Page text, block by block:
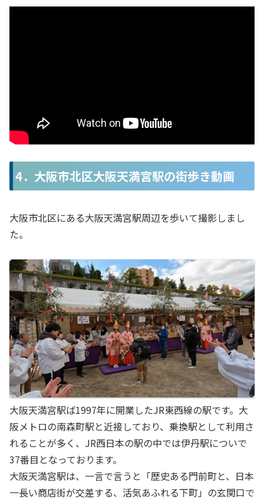
4．大阪市北区大阪天満宮駅の街歩き動画
大阪市北区にある大阪天満宮駅周辺を歩いて撮影しまし
た。
大阪天満宮駅ば1997年に開業したJR東西線の駅です。大
阪メトロの南森町駅と近接しており、乗換駅として利用さ
れることが多く、JR西日本の駅の中では伊丹駅についで
37番目となっております。
大阪天満宮駅は、一言で言うと「歴史ある門前町と、日本
一長い商店街が交差する、活気あふれる下町」の玄関口で